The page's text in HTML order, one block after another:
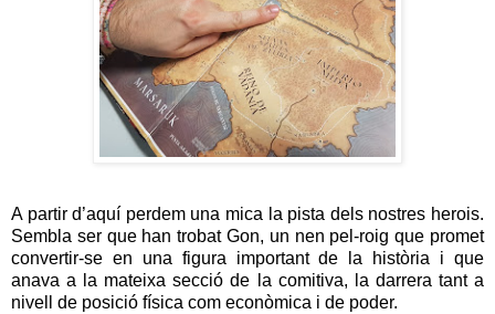
A partir d’aquí perdem una mica la pista dels nostres herois.
Sembla ser que han trobat Gon, un nen pel-roig que promet
convertir-se en una figura important de la història i que
anava a la mateixa secció de la comitiva, la darrera tant a
nivell de posició física com econòmica i de poder.